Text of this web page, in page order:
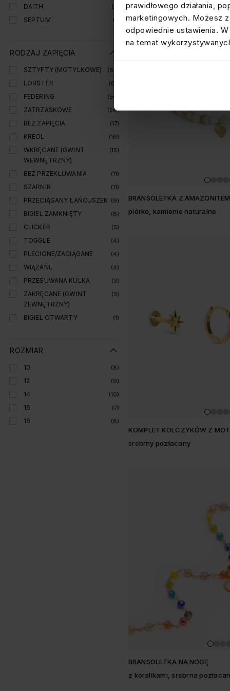
prawidłowego działania,
marketingowych. Możesz
odpowiednie ustawienia.
na temat
DAITH (2)
SEPTUM (1)
RODZAJ ZAPIĘCIA
SZTYFTY (MOTYLKOWE) (62)
LOBSTER (61)
FEDERING (56)
ZATRZASKOWE (26)
BEZ ZAPIĘCIA (17)
KREOL (16)
WKRĘCANE (GWINT
WEWNĘTRZNY)
(15)
BEZ PRZEKŁUWANIA (11)
SZARNIR (11)
PRZECIĄGANY ŁAŃCUSZEK (9)
BIGIEL ZAMKNIĘTY (8)
CLICKER (5)
TOGGLE (4)
PLECIONE/ZACIĄGANE (4)
WIĄZANE (4)
PRZESUWANA KULKA (3)
ZAKRĘCANE (GWINT
ZEWNĘTRZNY)
(3)
BIGIEL OTWARTY (1)
ROZMIAR
10 (8)
12 (9)
14 (10)
16 (7)
18 (8)
BRANSOLETKA Z AMAZONITEM
piórko, kamienie naturalne
KOMPLET KOLCZYKÓW Z
srebrny pozłacany
BRANSOLETKA NA NOGĘ
z koralikami, srebrna